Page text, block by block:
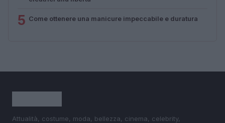
5 Come ottenere una manicure impeccabile e duratura
Attualità, costume, moda, bellezza, cinema, celebrity,